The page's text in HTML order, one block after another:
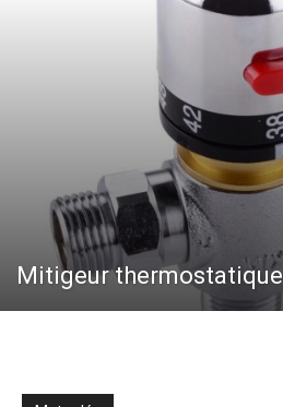
Mitigeur thermostatique